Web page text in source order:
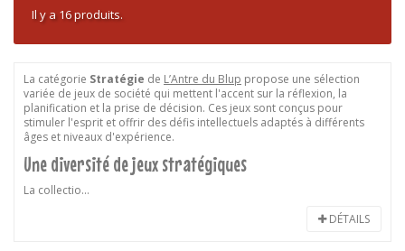
Il y a 16 produits.
La catégorie Stratégie de L’Antre du Blup propose une sélection
variée de jeux de société qui mettent l'accent sur la réflexion, la
planification et la prise de décision. Ces jeux sont conçus pour
stimuler l'esprit et offrir des défis intellectuels adaptés à différents
âges et niveaux d'expérience.
Une diversité de jeux stratégiques
La collectio...
DÉTAILS